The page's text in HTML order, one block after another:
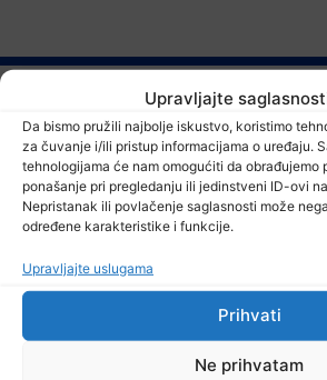
Upravljajte
Da bismo pružili najbolje iskustvo, koristimo
za čuvanje i/ili pristup informacijama o uređaju.
tehnologijama će nam omogućiti da obrađujemo
ponašanje pri pregledanju ili jedinstveni ID-ovi
Nepristanak ili povlačenje saglasnosti može
određene karakteristike i funkcije.
Upravljajte uslugama
Prihvati
Ne prihvatam
Pročitajte...
SPORT,VIJESTI
Željezničar savladao BSK,